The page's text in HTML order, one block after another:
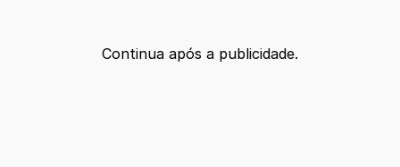
Continua após a publicidade.